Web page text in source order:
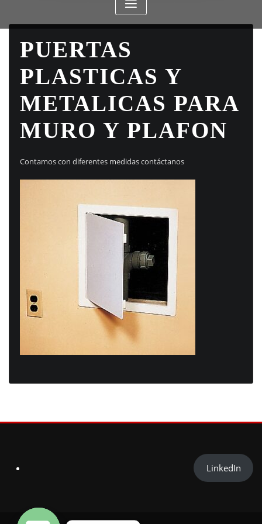
PUERTAS
PLASTICAS Y
METALICAS PARA
MURO Y PLAFON
Contamos con diferentes medidas contáctanos
LinkedIn